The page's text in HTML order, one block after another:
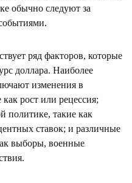
обычно следуют за
ряд факторов, которые
доллара. Наиболее
изменения в
рост или рецессия;
политике, такие как
ставок; и различные
выборы, военные